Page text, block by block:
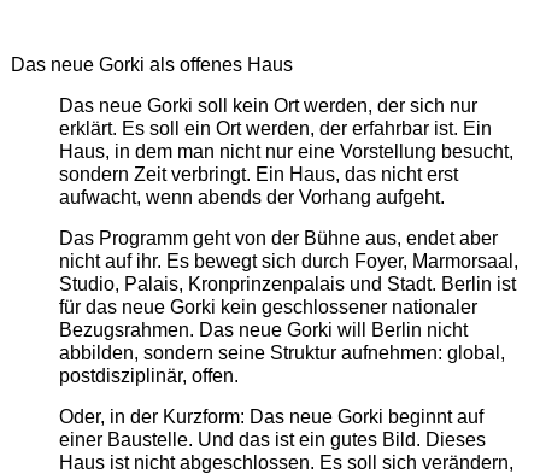
Das neue Gorki als offenes Haus
Das neue Gorki soll kein Ort werden, der sich nur
erklärt. Es soll ein Ort werden, der erfahrbar ist. Ein
Haus, in dem man nicht nur eine Vorstellung besucht,
sondern Zeit verbringt. Ein Haus, das nicht erst
aufwacht, wenn abends der Vorhang aufgeht.
Das Programm geht von der Bühne aus, endet aber
nicht auf ihr. Es bewegt sich durch Foyer, Marmorsaal,
Studio, Palais, Kronprinzenpalais und Stadt. Berlin ist
für das neue Gorki kein geschlossener nationaler
Bezugsrahmen. Das neue Gorki will Berlin nicht
abbilden, sondern seine Struktur aufnehmen: global,
postdisziplinär, offen.
Oder, in der Kurzform: Das neue Gorki beginnt auf
einer Baustelle. Und das ist ein gutes Bild. Dieses
Haus ist nicht abgeschlossen. Es soll sich verändern,